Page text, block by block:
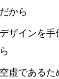
から
ザインを
虚である